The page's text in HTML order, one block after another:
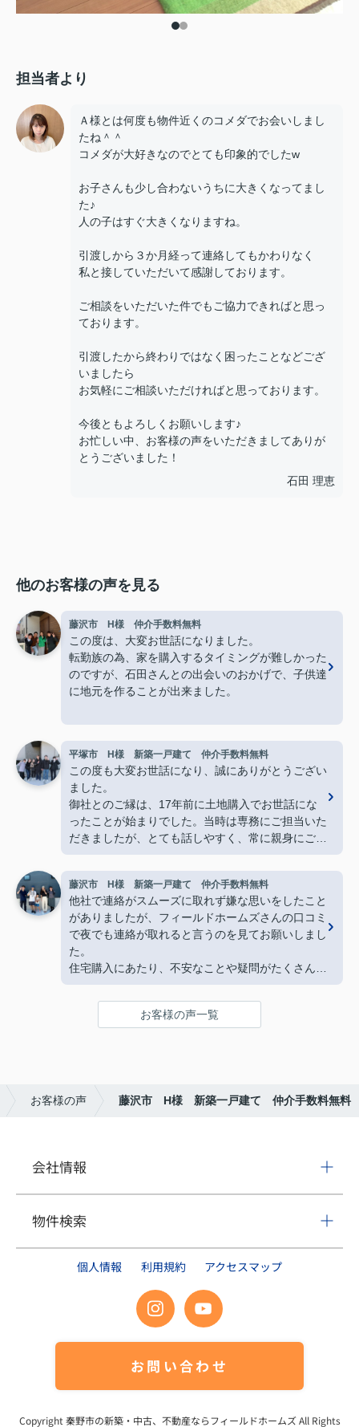
担当者より
Ａ様とは何度も物件近くのコメダでお会いしまし
たね＾＾
コメダが大好きなのでとても印象的でしたw
お子さんも少し合わないうちに大きくなってまし
た♪
人の子はすぐ大きくなりますね。
引渡しから３か月経って連絡してもかわりなく
私と接していただいて感謝しております。
ご相談をいただいた件でもご協力できればと思っ
ております。
引渡したから終わりではなく困ったことなどござ
いましたら
お気軽にご相談いただければと思っております。
今後ともよろしくお願いします♪
お忙しい中、お客様の声をいただきましてありが
とうございました！
石田 理恵
他のお客様の声を見る
藤沢市 H様 仲介手数料無料
この度は、大変お世話になりました。
転勤族の為、家を購入するタイミングが難しかった
のですが、石田さんとの出会いのおかげで、子供達
に地元を作ることが出来ました。
知識が全くない私達にも分かりやすく、朝から夜ま
でどんな時も丁寧に教えてくださり、本当心強い存
在です。
石田さん親子の漫才もとても面白かったですし、私
達家族も石田家の様に楽しんで行こうと思います。
これからもよろしくお願いいたします。
平塚市 H様 新築一戸建て 仲介手数料無料
この度も大変お世話になり、誠にありがとうござい
ました。
御社とのご縁は、17年前に土地購入でお世話にな
ったことが始まりでした。当時は専務にご担当いた
だきましたが、とても話しやすく、常に親身にご対
応下さったこと、そして何より素敵な笑顔が印象に
残っており、今回も迷うことなくフィールドホーム
ズ様にお願いさせていただきました。
また、社長の理恵様とは今回初めて直接お会いしま
したが、すぐに安心してお話しできるお人柄で、打
ち合わせを重ねる中で「理恵様にお任せすれば大丈
夫」と心強く感じておりました。温かくご対応いた
だき、心より感謝申し上げます。
い話が脱線してしまうこともあり失礼いたしまし
た。しかしながら、私たち家族にとってはとても楽
ていただけましたら幸いです。
この度は本当にありがとうございました。
藤沢市 H様 新築一戸建て 仲介手数料無料
他社で連絡がスムーズに取れず嫌な思いをしたこと
がありましたが、フィールドホームズさんの口コミ
で夜でも連絡が取れると言うのを見てお願いしまし
た。
住宅購入にあたり、不安なことや疑問がたくさんあ
りましたが、いつも迅速で丁寧な対応をしていただ
き安心してお取引ができました。
お客様の声一覧
お客様の声 藤沢市 H様 新築一戸建て 仲介手数料無料
会社情報
物件検索
個人情報 利用規約 アクセスマップ
お問い合わせ
Copyright 秦野市の新築・中古、不動産ならフィールドホームズAll Rights